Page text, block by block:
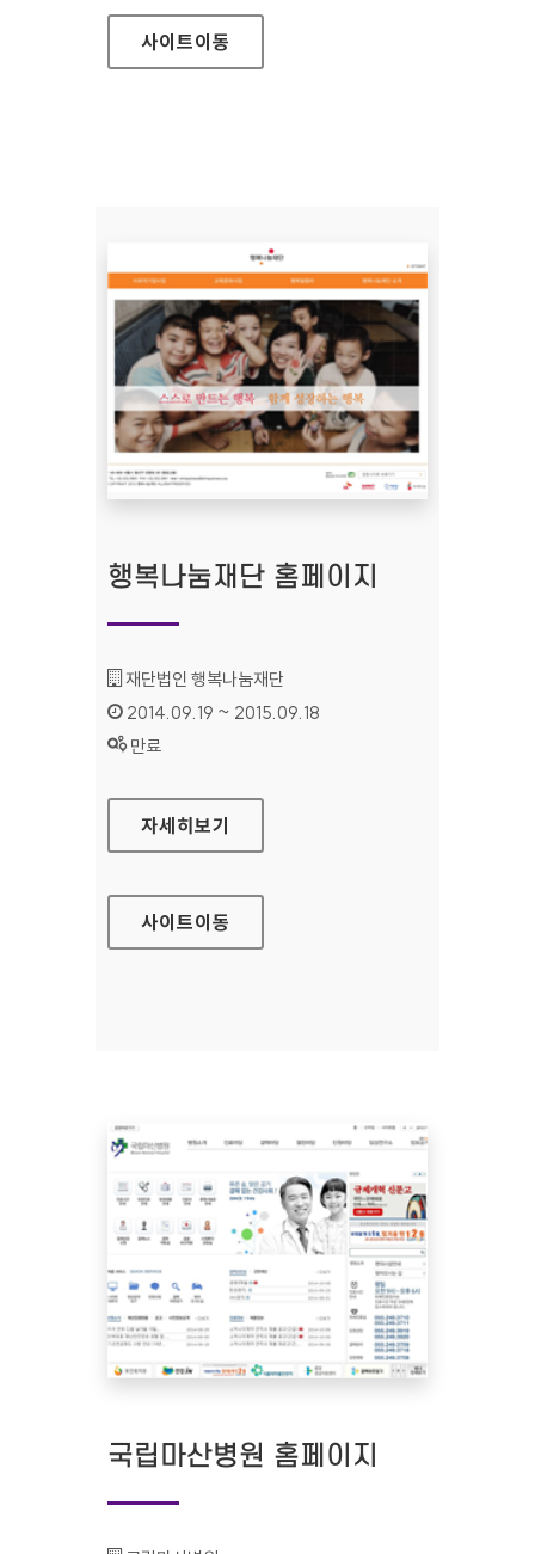
사이트이동
행복나눔재단 홈페이지
기관명 :
재단법인 행복나눔재단
인증기간 :
2014.09.19 ~ 2015.09.18
상태 :
만료
행복나눔재단 홈페이지
자세히보기
사이트이동
국립마산병원 홈페이지